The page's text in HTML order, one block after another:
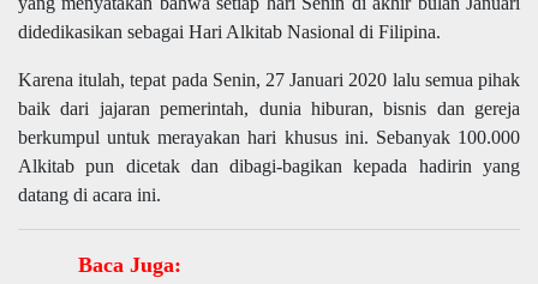
didedikasikan sebagai Hari Alkitab Nasional di Filipina.
Karena itulah, tepat pada Senin, 27 Januari 2020 lalu semua pihak
baik dari jajaran pemerintah, dunia hiburan, bisnis dan gereja
berkumpul untuk merayakan hari khusus ini. Sebanyak 100.000
Alkitab pun dicetak dan dibagi-bagikan kepada hadirin yang
datang di acara ini.
Baca Juga: